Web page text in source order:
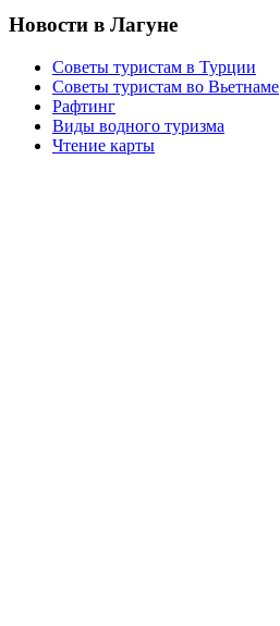
Новости в Лагуне
Советы туристам в Турции
Советы туристам во Вьетнаме
Рафтинг
Виды водного туризма
Чтение карты